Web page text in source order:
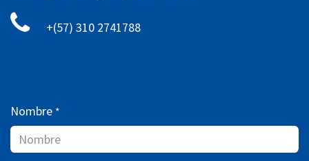
+(57) 310 2741788
Nombre *